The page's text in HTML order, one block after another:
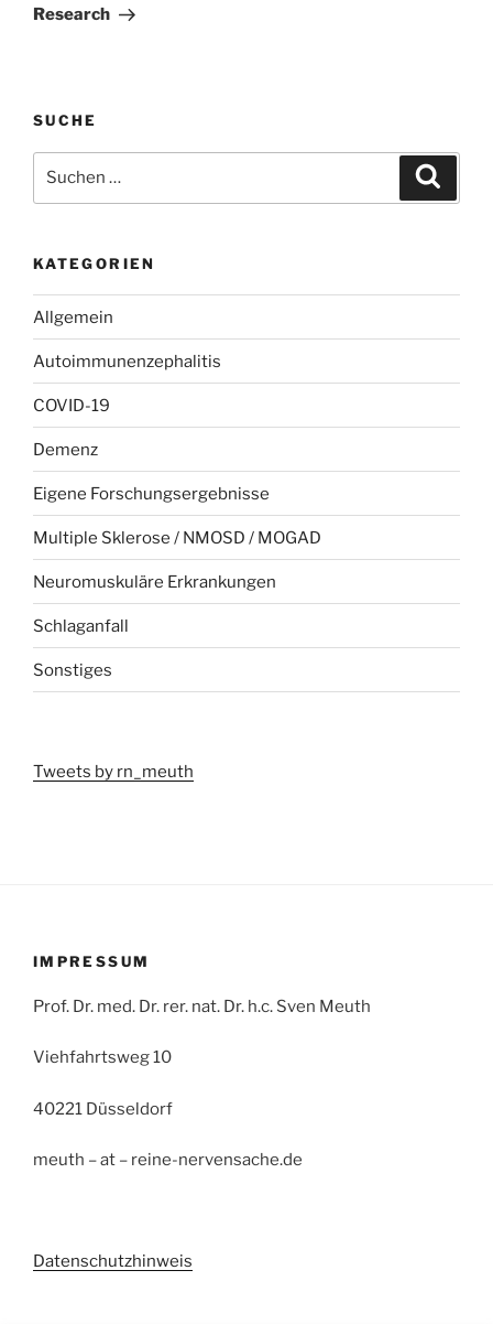
Research
SUCHE
nach:
KATEGORIEN
Allgemein
Autoimmunenzephalitis
COVID-19
Demenz
Eigene Forschungsergebnisse
Multiple Sklerose / NMOSD / MOGAD
Neuromuskuläre Erkrankungen
Schlaganfall
Sonstiges
Tweets by rn_meuth
IMPRESSUM
Prof. Dr. med. Dr. rer. nat. Dr. h.c. Sven Meuth
Viehfahrtsweg 10
40221 Düsseldorf
meuth – at – reine-nervensache.de
Datenschutzhinweis